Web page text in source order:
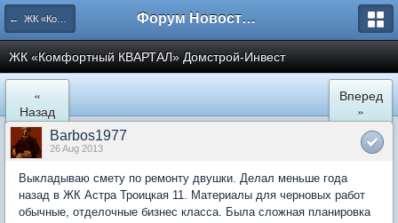
← ЖК «Комфортный КВАРТАЛ» Форум Новостройки
ЖК «Комфортный КВАРТАЛ» Домстрой-Инвест
«
Назад
Вперед
»
Barbos1977
26 Aug 2013
Выкладываю смету по ремонту двушки. Делал меньше года
назад в ЖК Астра Троицкая 11. Материалы для черновых работ
обычные, отделочные бизнес класса. Была сложная планировка